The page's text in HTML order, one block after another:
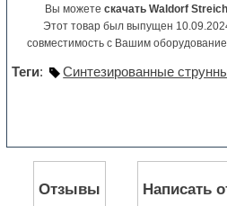
Вы можете скачать Waldorf
Этот товар был выпущен
совместимость с Вашим
Теги: Синтезированные
Отзывы Написать